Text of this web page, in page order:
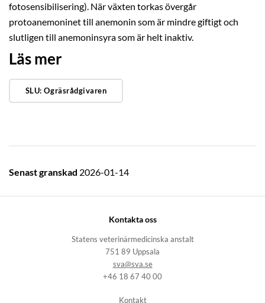
fotosensibilisering). När växten torkas övergår
protoanemoninet till anemonin som är mindre giftigt och
slutligen till anemoninsyra som är helt inaktiv.
Läs mer
SLU: Ogräsrådgivaren
Senast granskad 2026-01-14
Kontakta oss
Statens veterinärmedicinska anstalt
751 89 Uppsala
sva@sva.se
+46 18 67 40 00
Kontakt